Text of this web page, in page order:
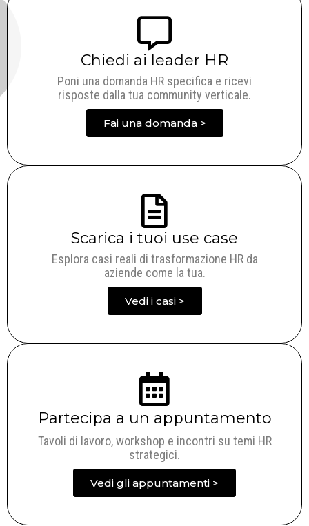
Chiedi ai leader HR
Poni una domanda HR specifica e ricevi
risposte dalla tua community verticale.
Fai una domanda >
Scarica i tuoi use case
Esplora casi reali di trasformazione HR da
aziende come la tua.
Vedi i casi >
Partecipa a un appuntamento
Tavoli di lavoro, workshop e incontri su temi HR
strategici.
Vedi gli appuntamenti >